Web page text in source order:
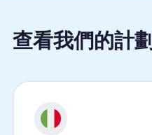
查看我們的計劃